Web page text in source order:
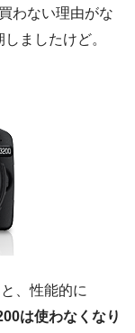
わない理由がな
ましたけど。
、性能的に
は使わなくなり